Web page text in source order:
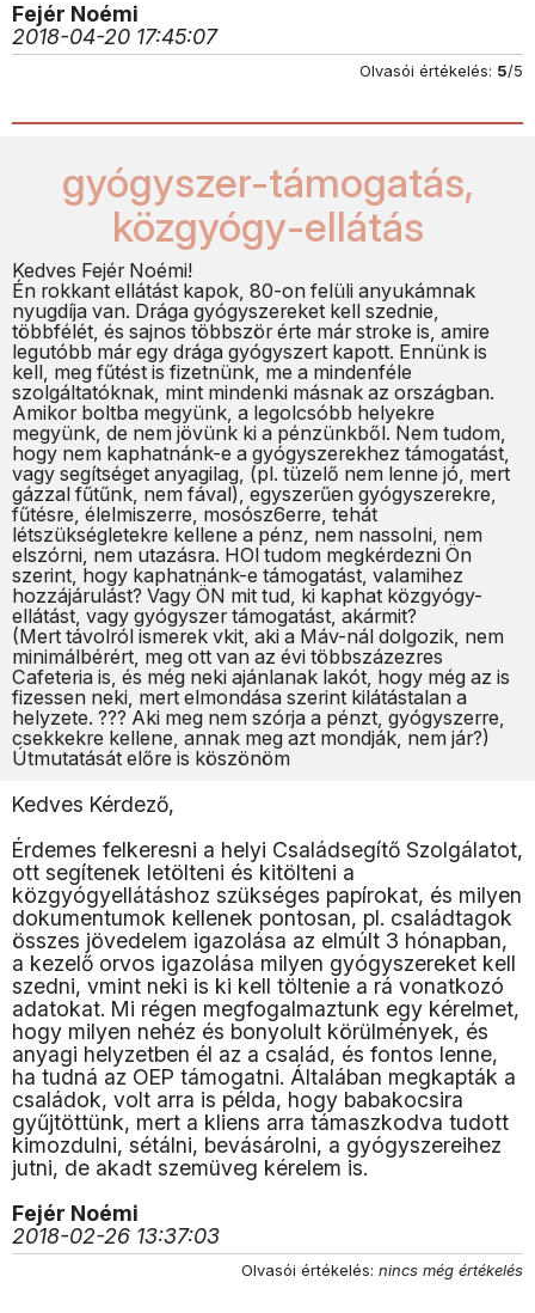
Fejér Noémi
2018-04-20 17:45:07
Olvasói értékelés: 5/5
gyógyszer-támogatás,
közgyógy-ellátás
Kedves Fejér Noémi!
Én rokkant ellátást kapok, 80-on felüli anyukámnak
nyugdíja van. Drága gyógyszereket kell szednie,
többfélét, és sajnos többször érte már stroke is, amire
legutóbb már egy drága gyógyszert kapott. Ennünk is
kell, meg fűtést is fizetnünk, me a mindenféle
szolgáltatóknak, mint mindenki másnak az országban.
Amikor boltba megyünk, a legolcsóbb helyekre
megyünk, de nem jövünk ki a pénzünkből. Nem tudom,
hogy nem kaphatnánk-e a gyógyszerekhez támogatást,
vagy segítséget anyagilag, (pl. tüzelő nem lenne jó, mert
gázzal fűtűnk, nem fával), egyszerűen gyógyszerekre,
fűtésre, élelmiszerre, mosósz6erre, tehát
létszükségletekre kellene a pénz, nem nassolni, nem
elszórni, nem utazásra. HOl tudom megkérdezni Ön
szerint, hogy kaphatnánk-e támogatást, valamihez
hozzájárulást? Vagy ÖN mit tud, ki kaphat közgyógy-
ellátást, vagy gyógyszer támogatást, akármit?
(Mert távolról ismerek vkit, aki a Máv-nál dolgozik, nem
minimálbérért, meg ott van az évi többszázezres
Cafeteria is, és még neki ajánlanak lakót, hogy még az is
fizessen neki, mert elmondása szerint kilátástalan a
helyzete. ??? Aki meg nem szórja a pénzt, gyógyszerre,
csekkekre kellene, annak meg azt mondják, nem jár?)
Útmutatását előre is köszönöm
Kedves Kérdező,
Érdemes felkeresni a helyi Családsegítő Szolgálatot,
ott segítenek letölteni és kitölteni a
közgyógyellátáshoz szükséges papírokat, és milyen
dokumentumok kellenek pontosan, pl. családtagok
összes jövedelem igazolása az elmúlt 3 hónapban,
a kezelő orvos igazolása milyen gyógyszereket kell
szedni, vmint neki is ki kell töltenie a rá vonatkozó
adatokat. Mi régen megfogalmaztunk egy kérelmet,
hogy milyen nehéz és bonyolult körülmények, és
anyagi helyzetben él az a család, és fontos lenne,
ha tudná az OEP támogatni. Általában megkapták a
családok, volt arra is példa, hogy babakocsira
gyűjtöttünk, mert a kliens arra támaszkodva tudott
kimozdulni, sétálni, bevásárolni, a gyógyszereihez
jutni, de akadt szemüveg kérelem is.
Fejér Noémi
2018-02-26 13:37:03
Olvasói értékelés: nincs még értékelés